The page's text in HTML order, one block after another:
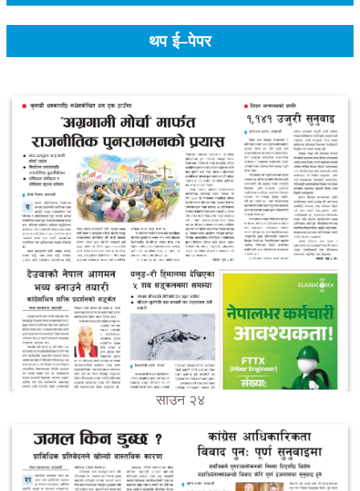
थप ई–पेपर
साउन २४